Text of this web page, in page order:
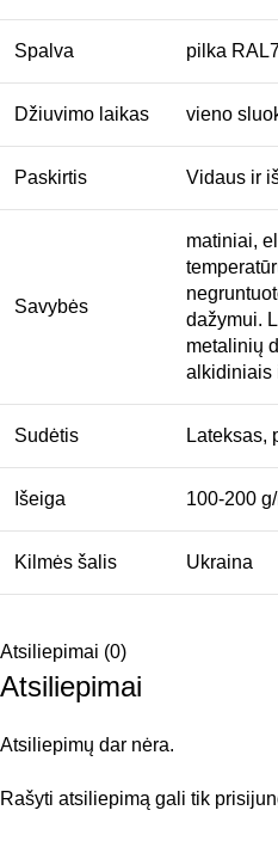
Spalva pilka
Džiuvimo laikas vieno
Paskirtis Vidaus ir
Savybės
matiniai,
dažymui.
metalinių
alkidiniais
Sudėtis Lateksas,
Išeiga 100-200
Kilmės šalis Ukraina
Atsiliepimai (0)
Atsiliepimai
Atsiliepimų dar nėra.
Rašyti atsiliepimą gali tik